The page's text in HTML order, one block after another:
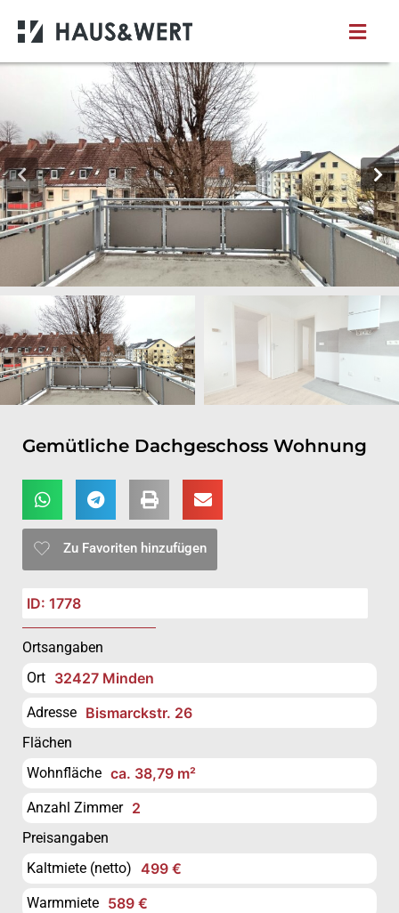
Gemütliche Dachgeschoss Wohnung
Zu Favoriten hinzufügen
ID: 1778
Ortsangaben
Ort 32427 Minden
Adresse Bismarckstr. 26
Flächen
Wohnfläche ca. 38,79 m²
Anzahl Zimmer 2
Preisangaben
Kaltmiete (netto) 499 €
Warmmiete 589 €